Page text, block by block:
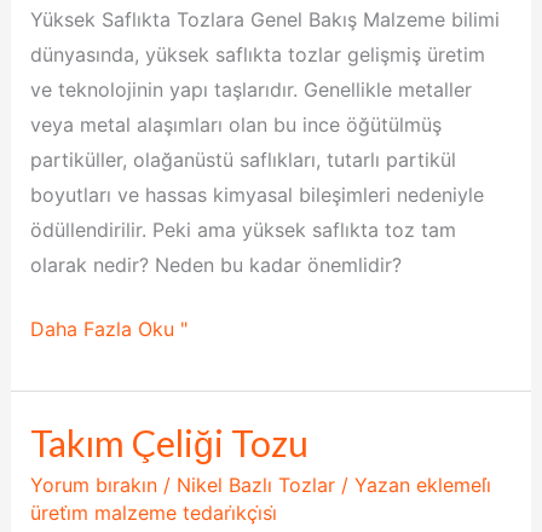
Yüksek Saflıkta Tozlara Genel Bakış Malzeme bilimi
dünyasında, yüksek saflıkta tozlar gelişmiş üretim
ve teknolojinin yapı taşlarıdır. Genellikle metaller
veya metal alaşımları olan bu ince öğütülmüş
partiküller, olağanüstü saflıkları, tutarlı partikül
boyutları ve hassas kimyasal bileşimleri nedeniyle
ödüllendirilir. Peki ama yüksek saflıkta toz tam
olarak nedir? Neden bu kadar önemlidir?
Daha Fazla Oku "
Takım Çeliği Tozu
Yorum bırakın / Nikel Bazlı Tozlar/ Yazan eklemeli̇
üreti̇m malzeme tedari̇kçi̇si̇
Takım
Çeliği
Tozu